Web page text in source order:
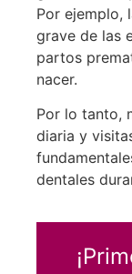
Por ejemplo,
grave de las
partos
nacer.
Por lo tanto,
diaria y
dentales